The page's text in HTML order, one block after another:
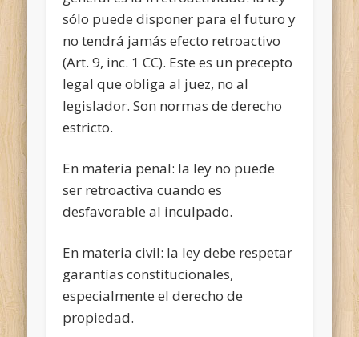
sólo puede disponer para el futuro y
no tendrá jamás efecto retroactivo
(Art. 9, inc. 1 CC). Este es un precepto
legal que obliga al juez, no al
legislador. Son normas de derecho
estricto.
En materia penal: la ley no puede
ser retroactiva cuando es
desfavorable al inculpado.
En materia civil: la ley debe respetar
garantías constitucionales,
especialmente el derecho de
propiedad.